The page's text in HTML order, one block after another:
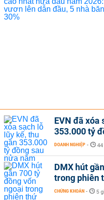
EVN đã xóa
353.000 tỷ
DOANH NGHIỆP -
DMX hút
trong phiên
CHỨNG KHOÁN - 5